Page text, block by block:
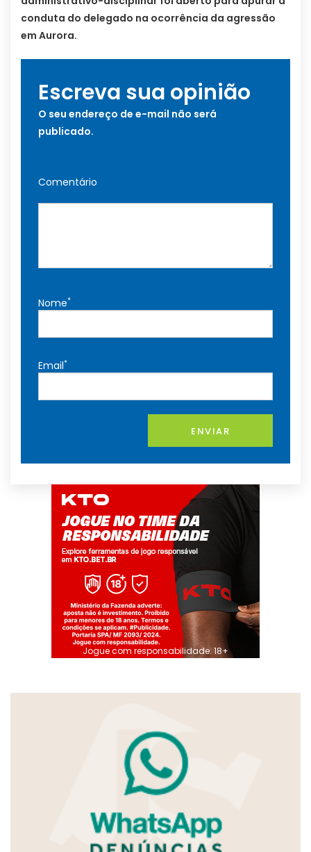
conduta do delegado na ocorrência da agressão
em Aurora.
Escreva sua opinião
O seu endereço de e-mail não será
publicado.
Comentário
Nome*
Email*
ENVIAR
Jogue com responsabilidade. 18+